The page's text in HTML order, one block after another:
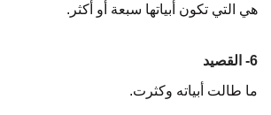
هي التي تكون أبياتها سبعة أو أكثر.
6- القصيد
ما طالت أبياته وكثرت.